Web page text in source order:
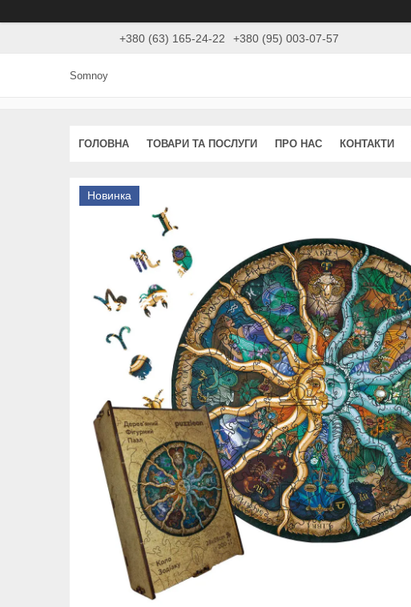
+380 (63) 165-24-22 +380 (95) 003-07-57
Somnoy
ГОЛОВНА ТОВАРИ ТА ПОСЛУГИ ПРО НАС КОНТАКТИ
Новинка